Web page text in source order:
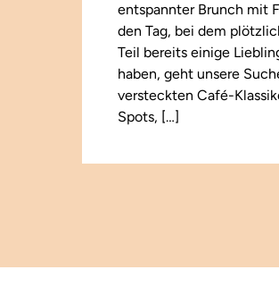
entspannter Brunch mit
den Tag, bei dem
Teil bereits einige
haben, geht unsere
versteckten Café-
Spots, […]